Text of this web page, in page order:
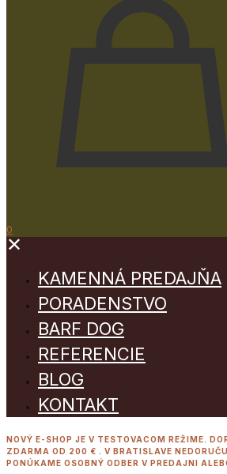
0
✕
KAMENNÁ PREDAJŇA
PORADENSTVO
BARF DOG
REFERENCIE
BLOG
KONTAKT
NOVÝ E-SHOP JE V TESTOVACOM REŽIME.
ZDARMA OD 200 € . V BRATISLAVE
PONÚKAME OSOBNÝ ODBER V PREDAJNI